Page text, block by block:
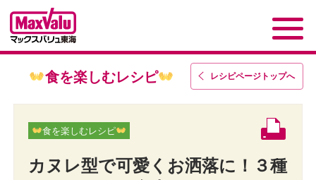
レシピページトップへ
食を楽しむレシピ
食を楽しむレシピ
カヌレ型で可愛くお洒落に！３種